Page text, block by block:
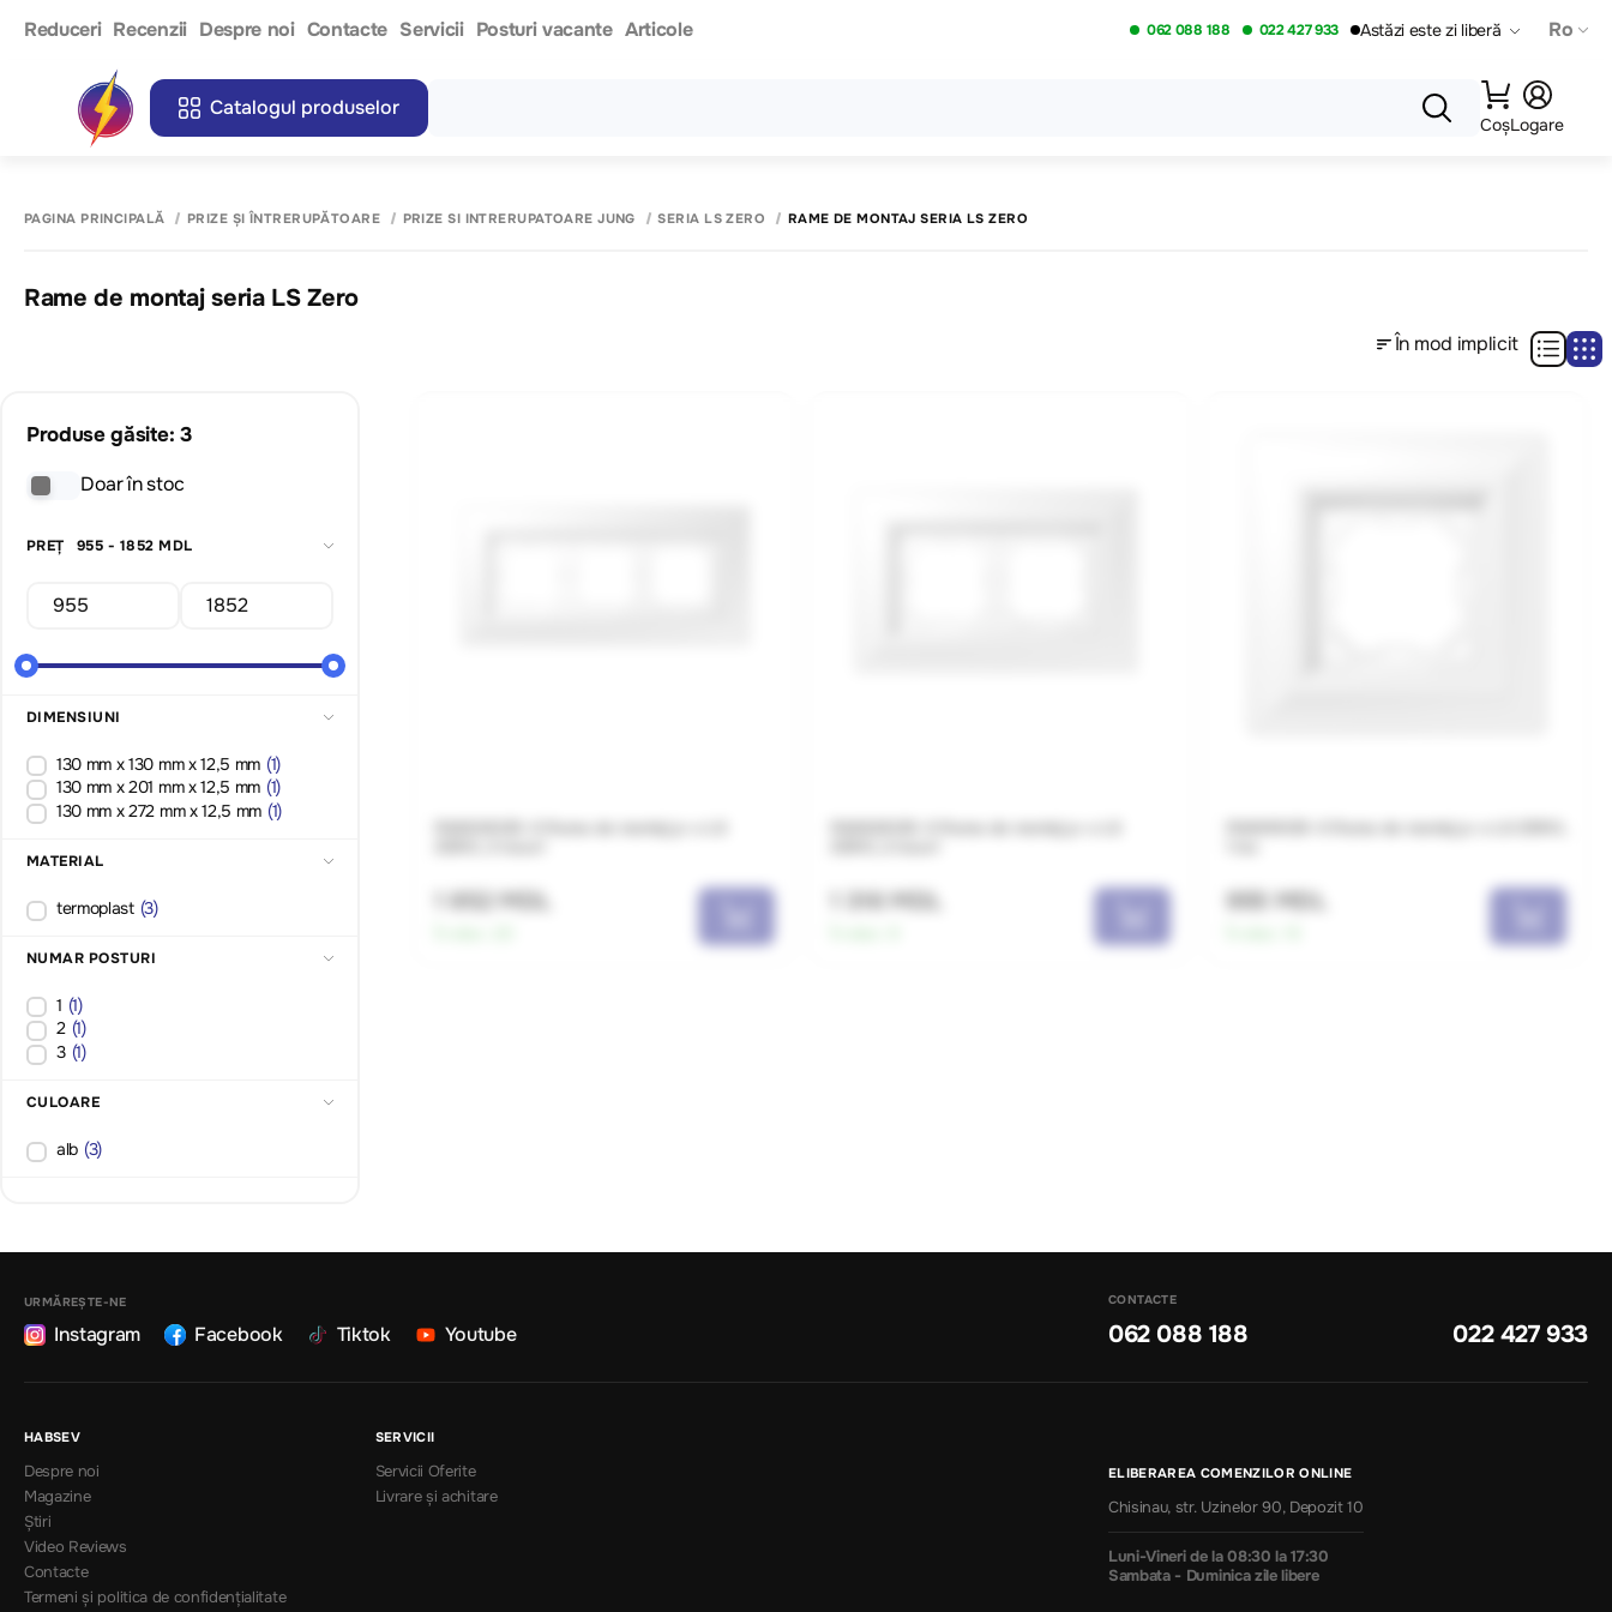
Reduceri Recenzii Despre noi Contacte Servicii Posturi vacante Articole 062 088 188 022 427 933 Astăzi este zi liberă Ro
Catalogul produselor
CoșLogare
PAGINA PRINCIPALĂ PRIZE ȘI ÎNTRERUPĂTOARE PRIZE SI INTRERUPATOARE JUNG SERIA LS ZERO RAME DE MONTAJ SERIA LS ZERO
Rame de montaj seria LS Zero
În mod implicit
Produse găsite: 3
Doar în stoc
PREȚ 955 - 1852 MDL
DIMENSIUNI
130 mm x 130 mm x 12,5 mm (1)
130 mm x 201 mm x 12,5 mm (1)
130 mm x 272 mm x 12,5 mm (1)
MATERIAL
termoplast (3)
NUMAR POSTURI
1 (1)
2 (1)
3 (1)
CULOARE
alb (3)
1 852 MDL 1 316 MDL 955 MDL
URMĂREȘTE-NE
Instagram Facebook Tiktok Youtube
CONTACTE
062 088 188 022 427 933
HABSEV
Despre noi
Magazine
Știri
Video Reviews
Contacte
Termeni și politica de confidențialitate
SERVICII
Servicii Oferite
Livrare și achitare
ELIBERAREA COMENZILOR ONLINE
Chisinau, str. Uzinelor 90, Depozit 10
Luni-Vineri de la 08:30 la 17:30
Sambata - Duminica zile libere